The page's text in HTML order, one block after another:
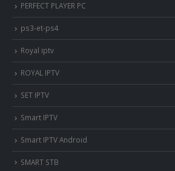
PERFECT PLAYER PC
ps3-et-ps4
Royal iptv
ROYAL IPTV
SET IPTV
Smart IPTV
Smart IPTV Android
SMART STB